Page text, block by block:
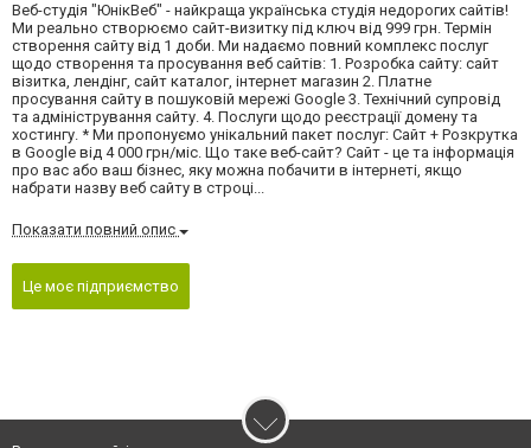
Веб-студія "ЮнікВеб" - найкраща українська студія недорогих сайтів!
Ми реально створюємо сайт-визитку під ключ від 999 грн. Термін
створення сайту від 1 доби. Ми надаємо повний комплекс послуг
щодо створення та просування веб сайтів: 1. Розробка сайту: сайт
візитка, лендінг, сайт каталог, інтернет магазин 2. Платне
просування сайту в пошуковій мережі Google 3. Технічний супровід
та адміністрування сайту. 4. Послуги щодо реєстрації домену та
хостингу. * Ми пропонуємо унікальний пакет послуг: Сайт + Розкрутка
в Google від 4 000 грн/міс. Що таке веб-сайт? Сайт - це та інформація
про вас або ваш бізнес, яку можна побачити в інтернеті, якщо
набрати назву веб сайту в строці...
Показати повний опис
Це моє підприємство